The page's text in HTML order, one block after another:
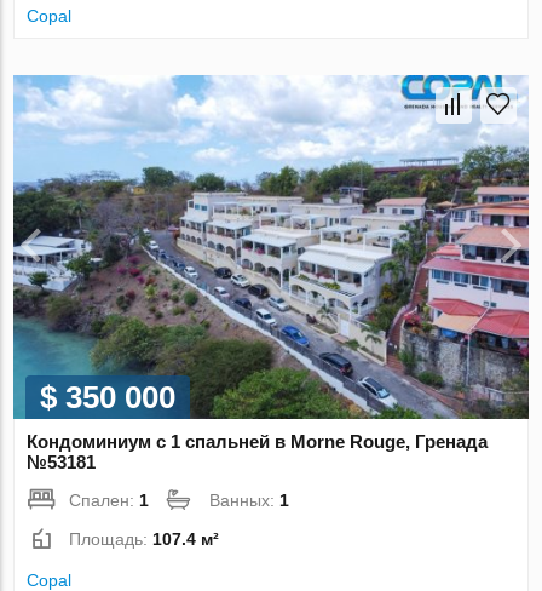
Copal
$ 350 000
Кондоминиум с 1 спальней в Morne Rouge, Гренада
№53181
Спален: 1 Ванных: 1
Площадь: 107.4 м²
Copal